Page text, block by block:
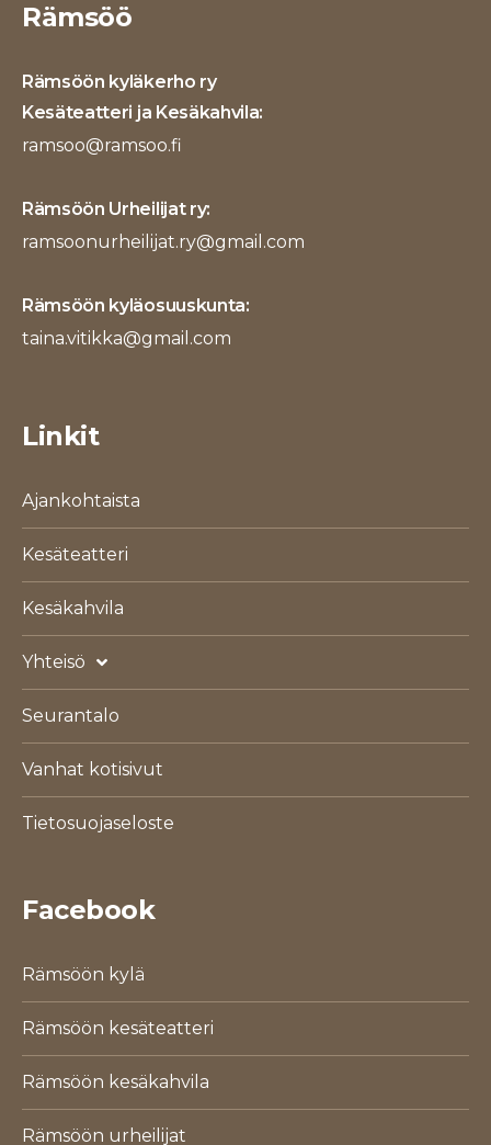
Rämsöö
Rämsöön kyläkerho ry
Kesäteatteri ja Kesäkahvila:
ramsoo@ramsoo.fi
Rämsöön Urheilijat ry:
ramsoonurheilijat.ry@gmail.com
Rämsöön kyläosuuskunta:
taina.vitikka@gmail.com
Linkit
Ajankohtaista
Kesäteatteri
Kesäkahvila
Yhteisö
Seurantalo
Vanhat kotisivut
Tietosuojaseloste
Facebook
Rämsöön kylä
Rämsöön kesäteatteri
Rämsöön kesäkahvila
Rämsöön urheilijat